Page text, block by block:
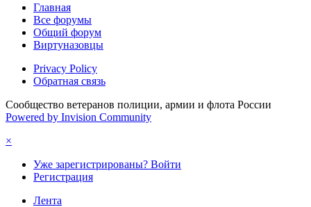
Главная
Все форумы
Общий форум
Виртуназовцы
Privacy Policy
Обратная связь
Сообщество ветеранов полиции, армии и флота России
Powered by Invision Community
×
Уже зарегистрированы? Войти
Регистрация
Лента